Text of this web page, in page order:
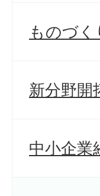
ものづ
新分野開
中小企業